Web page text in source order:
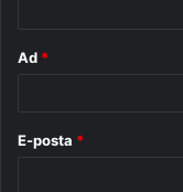
Ad *
E-posta *